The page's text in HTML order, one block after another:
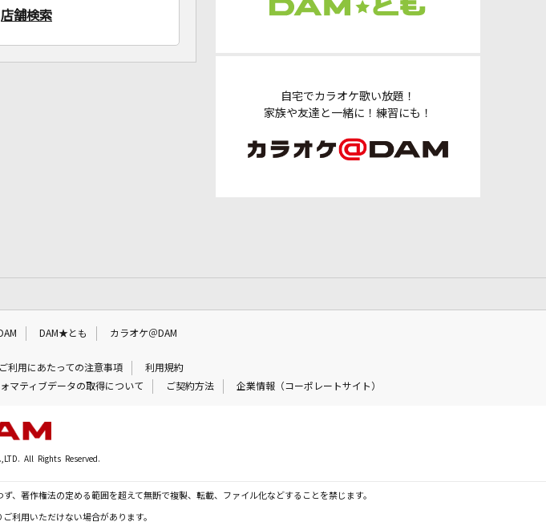
自宅でカラオケ歌い放題！
家族や友達と一緒に！練習にも！
店舗検索
DAM DAM★とも カラオケ＠DAM
利用にあたっての注意事項
利用規約
マティブデータの取得について ご契約方法 企業情報（コーポレートサイト）
All Rights Reserved.
、著作権法の定める範囲を超えて無断で複製、転載、ファイル化などすることを禁じます。
利用いただけない場合があります。